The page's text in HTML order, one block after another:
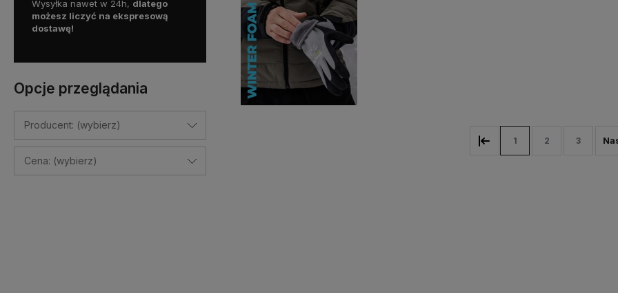
Wysyłka nawet w 24h, dlatego
możesz liczyć na ekspresową
dostawę!
Skorzystaj z darmowej dostawy
Paczkomatem
100 zł!
Działamy od 1998 roku, mamy więc
już
Opcje przeglądania
Producent: (wybierz)
Cena: (wybierz)
1 2 3